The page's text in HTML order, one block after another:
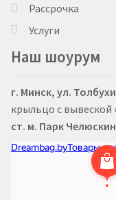
Рассрочка
Услуги
Наш шоурум
г. Минск, ул.
крыльцо с вывеской
ст. м. Парк